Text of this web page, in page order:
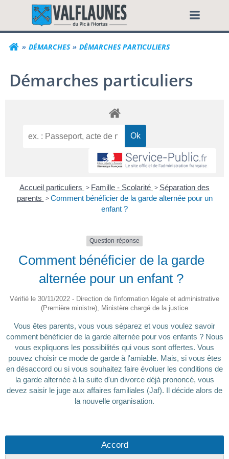
contenuCommune de
DÉMARCHES DÉMARCHES PARTICULIERS
Démarches particuliers
Accueil particuliers > Famille - Scolarité > Séparation des
parents > Comment bénéficier de la garde alternée pour un
enfant ?
Question-réponse
Comment bénéficier de la garde
alternée pour un enfant ?
Vérifié le 30/11/2022 - Direction de l'information légale et administrative
(Première ministre), Ministère chargé de la justice
Vous êtes parents, vous vous séparez et vous voulez savoir
comment bénéficier de la garde alternée pour vos enfants ? Nous
vous expliquons les possibilités qui vous sont offertes. Vous
pouvez choisir ce mode de garde à l'amiable. Mais, si vous êtes
en désaccord ou si vous souhaitez faire évoluer les conditions de
la garde alternée à la suite d'un divorce déjà prononcé, vous
devez saisir le juge aux affaires familiales (Jaf). Il décide alors de
la nouvelle organisation.
Accord